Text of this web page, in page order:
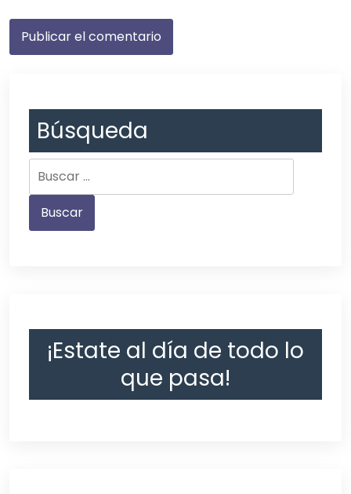
Búsqueda
¡Estate al día de todo lo
que pasa!